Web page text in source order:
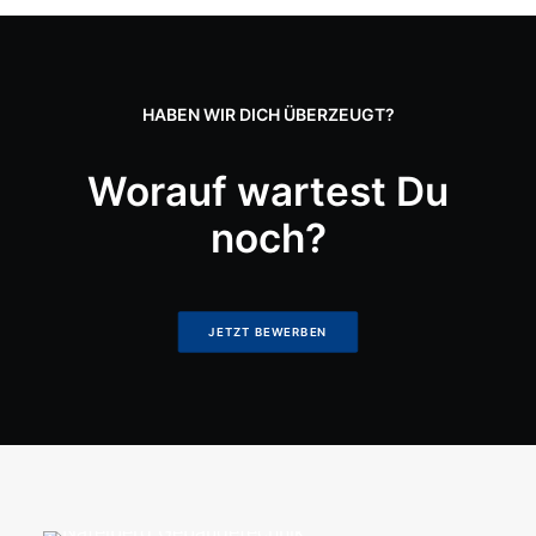
40 Jahre Erfahrung im SHK Handwerk
HABEN WIR DICH ÜBERZEUGT?
Worauf wartest Du
noch?
JETZT BEWERBEN